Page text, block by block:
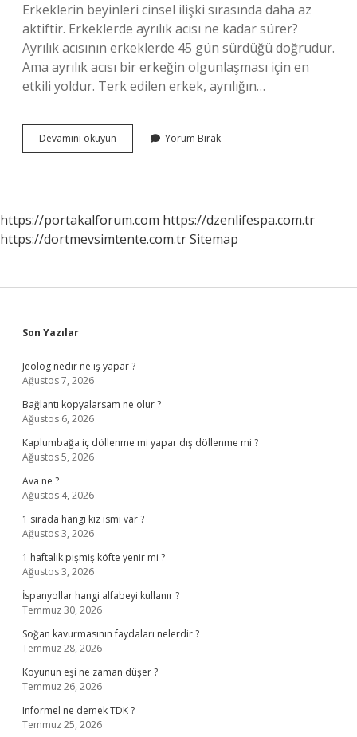
Erkeklerin beyinleri cinsel ilişki sırasında daha az
aktiftir. Erkeklerde ayrılık acısı ne kadar sürer?
Ayrılık acısının erkeklerde 45 gün sürdüğü doğrudur.
Ama ayrılık acısı bir erkeğin olgunlaşması için en
etkili yoldur. Terk edilen erkek, ayrılığın…
Devamını okuyun
Ayrılmak
Yorum Bırak
https://portakalforum.com https://dzenlifespa.com.tr
https://dortmevsimtente.com.trSitemap
Sidebar
Son Yazılar
Jeolog nedir ne iş yapar ?
Ağustos 7, 2026
Bağlantı kopyalarsam ne olur ?
Ağustos 6, 2026
Kaplumbağa iç döllenme mi yapar dış döllenme mi ?
Ağustos 5, 2026
Ava ne ?
Ağustos 4, 2026
1 sırada hangi kız ismi var ?
Ağustos 3, 2026
1 haftalık pişmiş köfte yenir mi ?
Ağustos 3, 2026
İspanyollar hangi alfabeyi kullanır ?
Temmuz 30, 2026
Soğan kavurmasının faydaları nelerdir ?
Temmuz 28, 2026
Koyunun eşi ne zaman düşer ?
Temmuz 26, 2026
Informel ne demek TDK ?
Temmuz 25, 2026